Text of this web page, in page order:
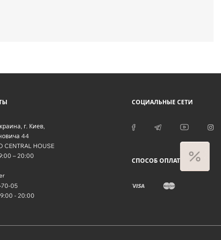
, г. Киев,
44
CENTRAL HOUSE
– 20:00
70-05
- 20:00
СОЦИАЛЬНЫЕ СЕТИ
СПОСОБ ОПЛАТЫ